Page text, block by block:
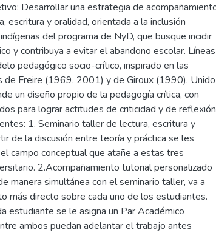
Desarrollar una estrategia de
escritura y oralidad, orientada a la inclusión
del programa de NyD, que busque incidir
y contribuya a evitar el abandono escolar. Líneas
pedagógico socio-crítico, inspirado en las
de Freire (1969, 2001) y de Giroux (1990). Unido
un diseño propio de la pedagogía crítica, con
para lograr actitudes de criticidad y de reflexión
1. Seminario taller de lectura, escritura y
de la discusión entre teoría y práctica se les
campo conceptual que atañe a estas tres
2.Acompañamiento tutorial personalizado
manera simultánea con el seminario taller, va a
más directo sobre cada uno de los estudiantes.
estudiante se le asigna un Par Académico
ambos puedan adelantar el trabajo antes